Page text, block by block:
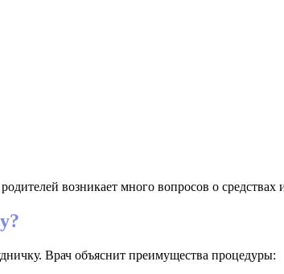
возникает много вопросов о
Врач объяснит преимущества процедуры: